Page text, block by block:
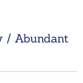
/ Abundant